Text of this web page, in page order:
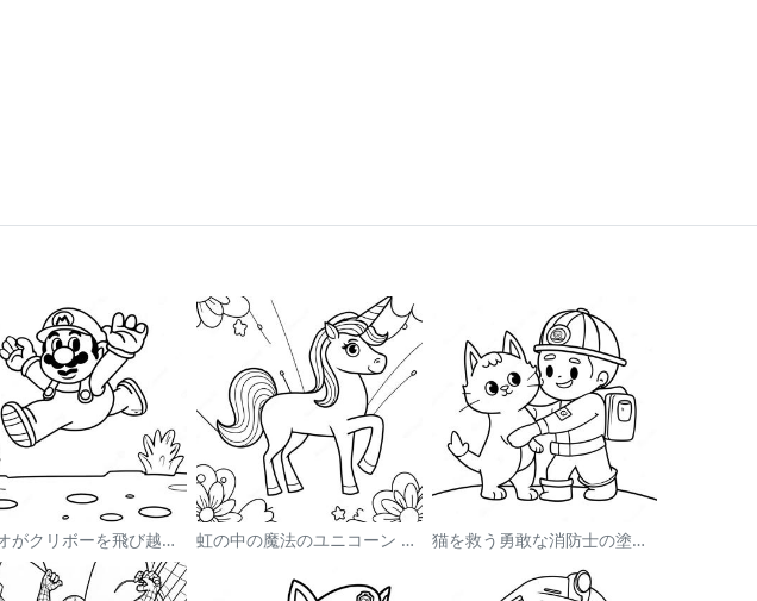
マリオがクリボーを飛び越える塗り絵 虹の中の魔法のユニコーン 塗り絵 猫を救う勇敢な消防士の塗り絵